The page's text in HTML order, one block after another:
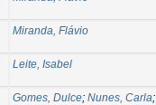
Miranda, Flávio
Leite, Isabel
Gomes, Dulce; Nunes, Carla;